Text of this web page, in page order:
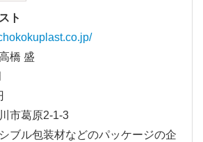
ト
橋 盛
市葛原2-1-3
ブル包装材などのパッケージの企